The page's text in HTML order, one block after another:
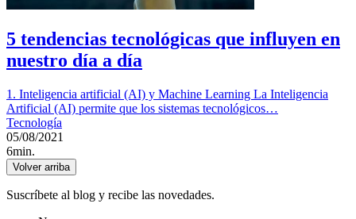
5 tendencias tecnológicas que influyen en
nuestro día a día
1. Inteligencia artificial (AI) y Machine Learning La Inteligencia
Artificial (AI) permite que los sistemas tecnológicos…
Tecnología
05/08/2021
6min.
Volver arriba
Suscríbete al blog y recibe las novedades.